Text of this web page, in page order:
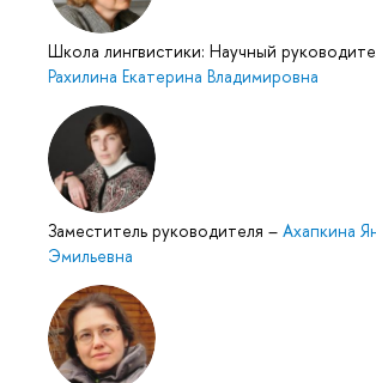
Школа лингвистики: Научный
Рахилина Екатерина Владимировна
Заместитель руководителя – Ахапкина
Эмильевна